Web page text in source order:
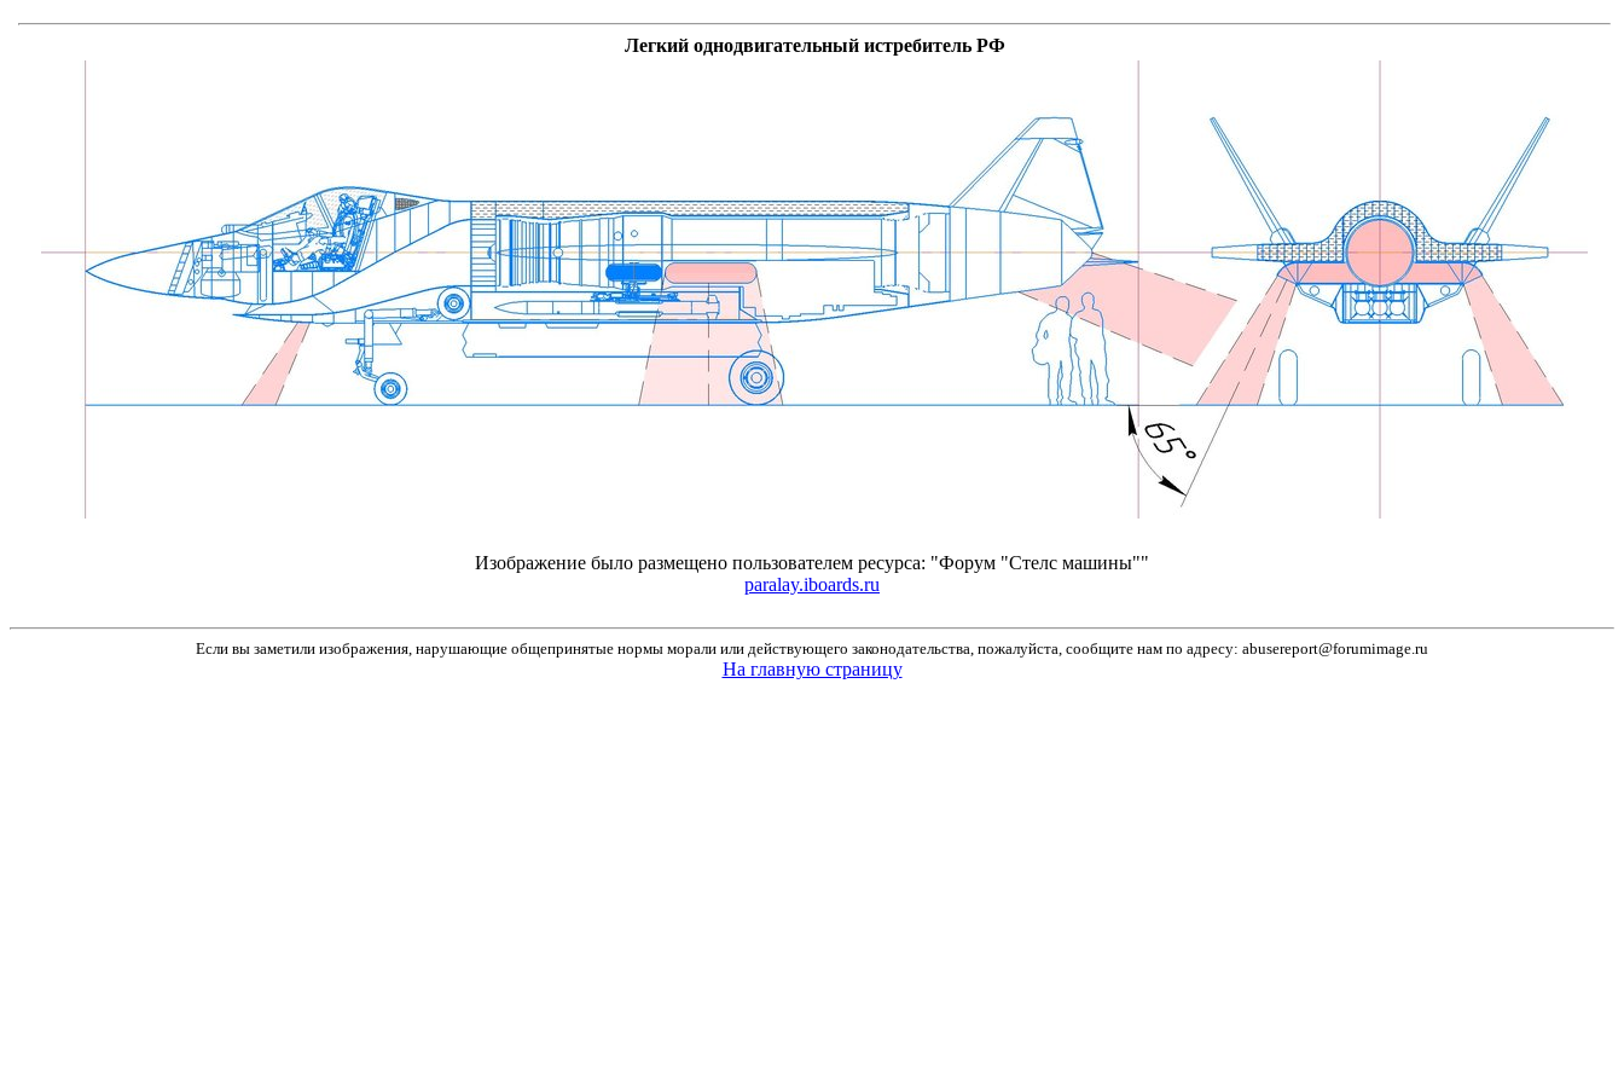
Легкий однодвигательный истребитель РФ
Изображение было размещено пользователем ресурса: "Форум "Стелс машины""
paralay.iboards.ru
Если вы заметили изображения, нарушающие общепринятые нормы морали или действующего законодательства, пожалуйста, сообщите нам по адресу: abusereport@forumimage.ru
На главную страницу